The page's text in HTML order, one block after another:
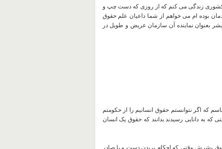
کشوری زندگی می کنم که از روزی که دست چپ و
بوده ام می خواهم از شما داعیان علم حقوق
بعنوان نماینده آن سازمان عریض و طویل در
که اگر نتوانستم حقوق انسانیم را از حکومتم
که به دانایی رسیدند بدانند که حقوق یک انسان
بشرش وقتی که احکام بریدن دست و پا صادر